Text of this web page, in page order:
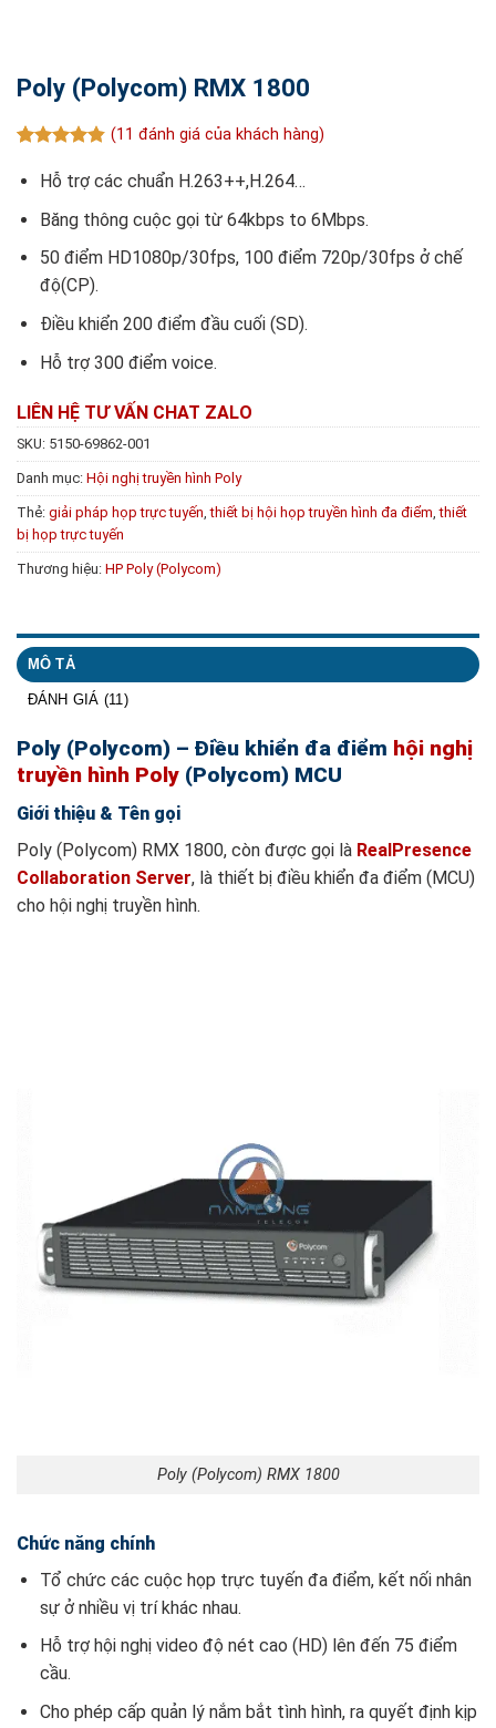
Poly (Polycom) RMX 1800
dựa trên
(11 đánh giá của khách hàng)
Hỗ trợ các chuẩn H.263++,H.264…
Băng thông cuộc gọi từ 64kbps to 6Mbps.
50 điểm HD1080p/30fps, 100 điểm 720p/30fps ở chế
độ(CP).
Điều khiển 200 điểm đầu cuối (SD).
Hỗ trợ 300 điểm voice.
LIÊN HỆ TƯ VẤN CHAT ZALO
SKU: 5150-69862-001
Danh mục: Hội nghị truyền hình Poly
Thẻ: giải pháp họp trực tuyến,thiết bị hội họp truyền hình đa điểm,thiết
bị họp trực tuyến
Thương hiệu: HP Poly (Polycom)
MÔ TẢ
ĐÁNH GIÁ (11)
Poly (Polycom) – Điều khiển đa điểm hội nghị
truyền hình Poly (Polycom) MCU
Giới thiệu & Tên gọi
Poly (Polycom) RMX 1800, còn được gọi là RealPresence
Collaboration Server, là thiết bị điều khiển đa điểm (MCU)
cho hội nghị truyền hình.
Poly (Polycom) RMX 1800
Chức năng chính
Tổ chức các cuộc họp trực tuyến đa điểm, kết nối nhân
sự ở nhiều vị trí khác nhau.
Hỗ trợ hội nghị video độ nét cao (HD) lên đến 75 điểm
cầu.
Cho phép cấp quản lý nắm bắt tình hình, ra quyết định kịp